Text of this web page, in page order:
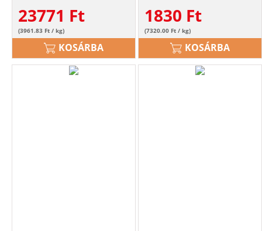
23771 Ft
(3961.83 Ft / kg)
KOSÁRBA
1830 Ft
(7320.00 Ft / kg)
KOSÁRBA